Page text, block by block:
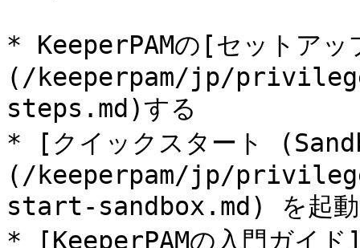
* KeeperPAMの[セットアッ
(/keeperpam/jp/
steps.md)する
* [クイックスタート
(/keeperpam/jp/
start-sandbox.md) を起動
* [KeeperPAMの入門ガ